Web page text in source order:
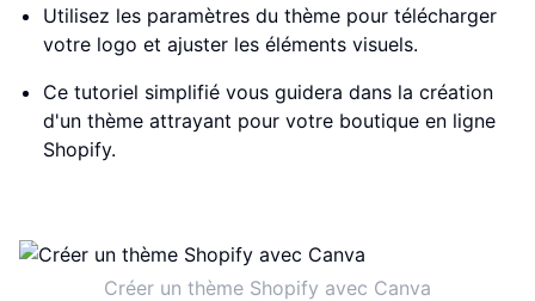
Utilisez les paramètres du thème pour télécharger
votre logo et ajuster les éléments visuels.
Ce tutoriel simplifié vous guidera dans la création
d'un thème attrayant pour votre boutique en ligne
Shopify.
Créer un thème Shopify avec Canva